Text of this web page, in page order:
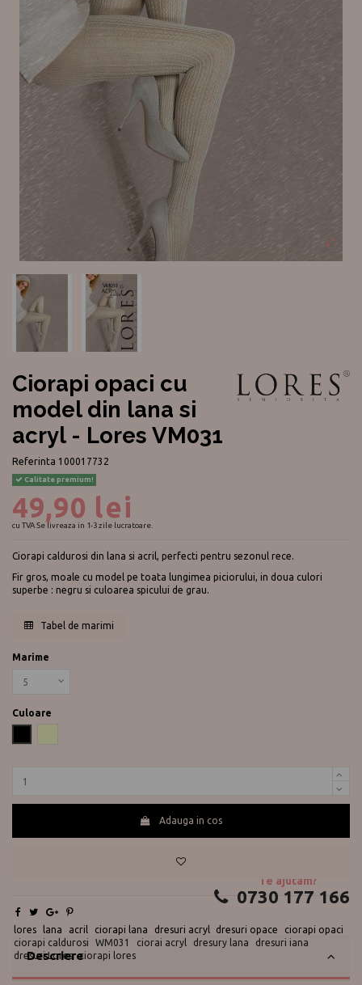
Ciorapi opaci cu
model din lana si
acryl - Lores VM031
Referinta 100017732
Calitate premium!
49,90 lei
cu TVASe livreaza in 1-3 zile lucratoare.
Ciorapi caldurosi din lana si acril, perfecti pentru sezonul rece.
Fir gros, moale cu model pe toata lungimea piciorului, in doua culori
superbe : negru si culoarea spicului de grau.
Tabel de marimi
Marime
Culoare
Adauga in cos
lores lana acril ciorapi lana dresuri acryl dresuri opace
ciorapi opaci
ciorapi caldurosi
WM031 ciorai acryl dresury lana
dresuri iana
dresuri Lores ciorapi lores
Te ajutam?
0730 177 166
Descriere